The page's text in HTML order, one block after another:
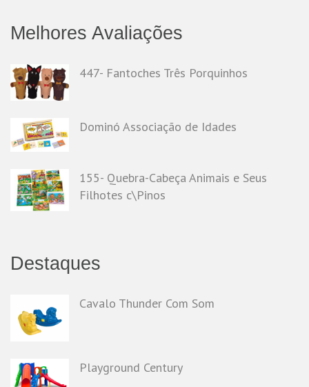
Melhores Avaliações
447- Fantoches Três Porquinhos
Dominó Associação de Idades
155- Quebra-Cabeça Animais e Seus
Filhotes c\Pinos
Destaques
Cavalo Thunder Com Som
Playground Century